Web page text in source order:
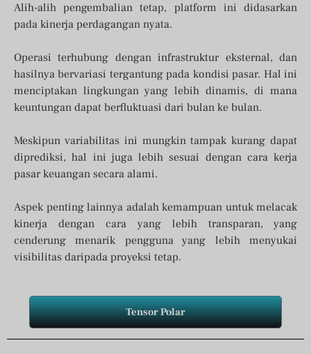
Alih-alih pengembalian tetap, platform ini didasarkan
pada kinerja perdagangan nyata.
Operasi terhubung dengan infrastruktur eksternal, dan
hasilnya bervariasi tergantung pada kondisi pasar. Hal ini
menciptakan lingkungan yang lebih dinamis, di mana
keuntungan dapat berfluktuasi dari bulan ke bulan.
Meskipun variabilitas ini mungkin tampak kurang dapat
diprediksi, hal ini juga lebih sesuai dengan cara kerja
pasar keuangan secara alami.
Aspek penting lainnya adalah kemampuan untuk melacak
kinerja dengan cara yang lebih transparan, yang
cenderung menarik pengguna yang lebih menyukai
visibilitas daripada proyeksi tetap.
Tensor Polar